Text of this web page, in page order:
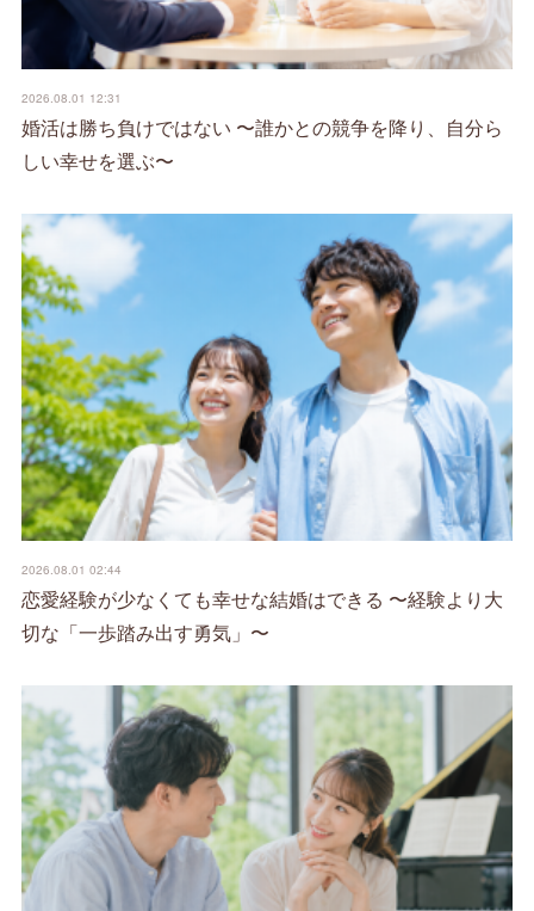
2026.08.01 12:31
婚活は勝ち負けではない 〜誰かとの競争を降り、自分ら
しい幸せを選ぶ〜
2026.08.01 02:44
恋愛経験が少なくても幸せな結婚はできる 〜経験より大
切な「一歩踏み出す勇気」〜